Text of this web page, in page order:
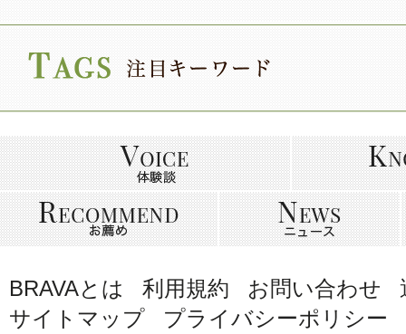
BRAVAとは 利用規約 お問い合わせ
サイトマップ
プライバシーポリシー